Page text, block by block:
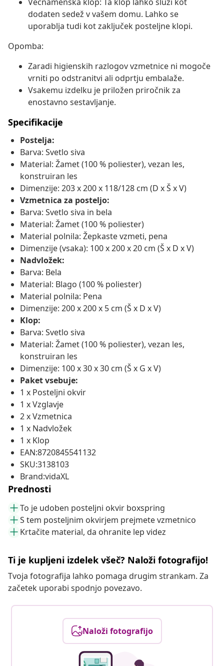
dodaten sedež v vašem domu. Lahko se
uporablja tudi kot zaključek posteljne klopi.
Opomba:
Zaradi higienskih razlogov vzmetnice ni mogoče
vrniti po odstranitvi ali odprtju embalaže.
Vsakemu izdelku je priložen priročnik za
enostavno sestavljanje.
Specifikacije
Postelja:
Barva: Svetlo siva
Material: Žamet (100 % poliester), vezan les,
konstruiran les
Dimenzije: 203 x 200 x 118/128 cm (D x Š x V)
Vzmetnica za posteljo:
Barva: Svetlo siva in bela
Material: Žamet (100 % poliester)
Material polnila: Žepkaste vzmeti, pena
Dimenzije (vsaka): 100 x 200 x 20 cm (Š x D x V)
Nadvložek:
Barva: Bela
Material: Blago (100 % poliester)
Material polnila: Pena
Dimenzije: 200 x 200 x 5 cm (Š x D x V)
Klop:
Barva: Svetlo siva
Material: Žamet (100 % poliester), vezan les,
konstruiran les
Dimenzije: 100 x 30 x 30 cm (Š x G x V)
Paket vsebuje:
1 x Posteljni okvir
1 x Vzglavje
2 x Vzmetnica
1 x Nadvložek
1 x Klop
EAN:8720845541132
SKU:3138103
Brand:vidaXL
Prednosti
To je udoben posteljni okvir boxspring
S tem posteljnim okvirjem prejmete vzmetnico
Krtačite material, da ohranite lep videz
Ti je kupljeni izdelek všeč? Naloži fotografijo!
Tvoja fotografija lahko pomaga drugim strankam. Za
začetek uporabi spodnjo povezavo.
Naloži fotografijo